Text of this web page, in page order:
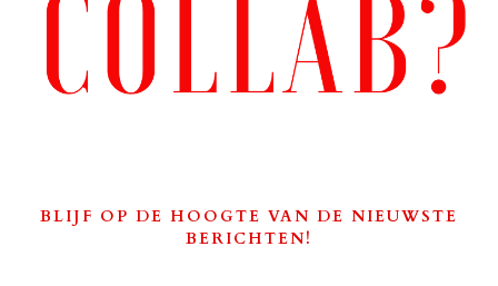
BLIJF OP DE HOOGTE VAN DE NIEUWSTE
BERICHTEN!